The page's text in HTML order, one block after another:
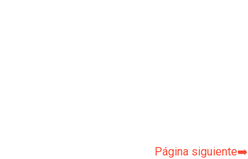
Página siguiente➡️